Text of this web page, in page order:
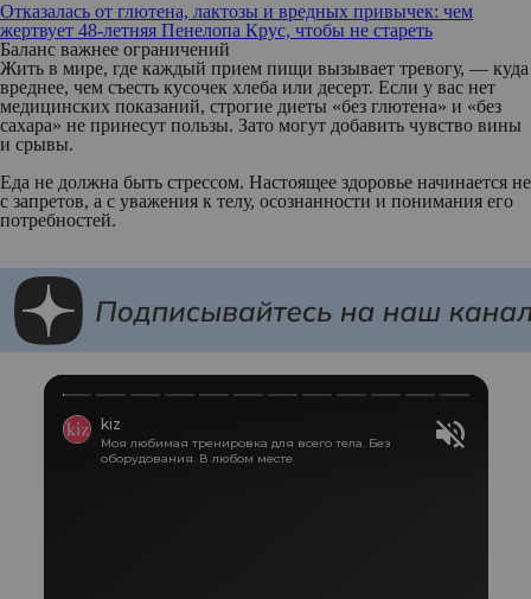
Отказалась от глютена, лактозы и вредных привычек: чем
жертвует 48-летняя Пенелопа Крус, чтобы не стареть
Баланс важнее ограничений
Жить в мире, где каждый прием пищи вызывает тревогу, — куда
вреднее, чем съесть кусочек хлеба или десерт. Если у вас нет
медицинских показаний, строгие диеты «без глютена» и «без
сахара» не принесут пользы. Зато могут добавить чувство вины
и срывы.
Еда не должна быть стрессом. Настоящее здоровье начинается не
с запретов, а с уважения к телу, осознанности и понимания его
потребностей.